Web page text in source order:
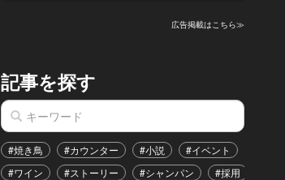
広告掲載はこちら≫
記事を探す
#焼き鳥 #カウンター #小説 #イベント
#ワイン
#ストーリー #シャンパン #採用